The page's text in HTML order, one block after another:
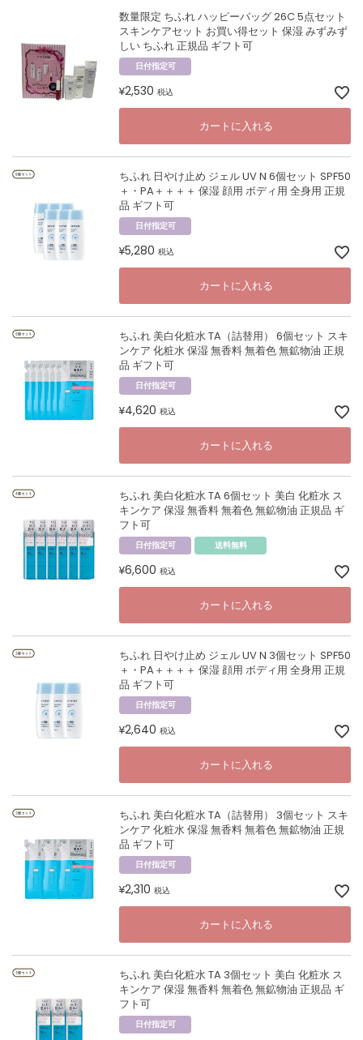
数量限定 ちふれ ハッピーバッグ 26C 5点セット
スキンケアセット お買い得セット 保湿 みずみず
しい ちふれ 正規品 ギフト可
日付指定可
¥2,530 税込
カートに入れる
ちふれ 日やけ止め ジェル UV N 6個セット SPF50
＋・PA＋＋＋＋ 保湿 顔用 ボディ用 全身用 正規
品 ギフト可
日付指定可
¥5,280 税込
カートに入れる
ちふれ 美白化粧水 TA（詰替用） 6個セット スキ
ンケア 化粧水 保湿 無香料 無着色 無鉱物油 正規
品 ギフト可
日付指定可
¥4,620 税込
カートに入れる
ちふれ 美白化粧水 TA 6個セット 美白 化粧水 ス
キンケア 保湿 無香料 無着色 無鉱物油 正規品 ギ
フト可
日付指定可 送料無料
¥6,600 税込
カートに入れる
ちふれ 日やけ止め ジェル UV N 3個セット SPF50
＋・PA＋＋＋＋ 保湿 顔用 ボディ用 全身用 正規
品 ギフト可
日付指定可
¥2,640 税込
カートに入れる
ちふれ 美白化粧水 TA（詰替用） 3個セット スキ
ンケア 化粧水 保湿 無香料 無着色 無鉱物油 正規
品 ギフト可
日付指定可
¥2,310 税込
カートに入れる
ちふれ 美白化粧水 TA 3個セット 美白 化粧水 ス
キンケア 保湿 無香料 無着色 無鉱物油 正規品 ギ
フト可
日付指定可